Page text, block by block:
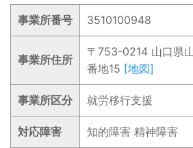
事業所番号 3510100948
事業所住所
〒753-0214 山口県
番地15 [地図]
事業所区分 就労移行支援
対応障害 知的障害 精神障害